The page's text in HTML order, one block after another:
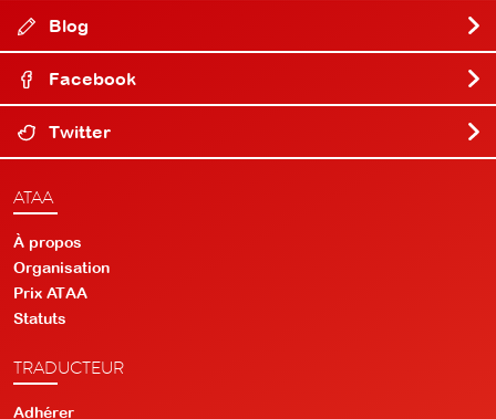
Blog
Facebook
Twitter
ATAA
À propos
Organisation
Prix ATAA
Statuts
TRADUCTEUR
Adhérer